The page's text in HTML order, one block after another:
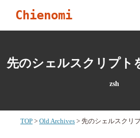
Chienomi
先のシェルスクリプト
zsh
TOP Old Archives 先のシェルスクリ